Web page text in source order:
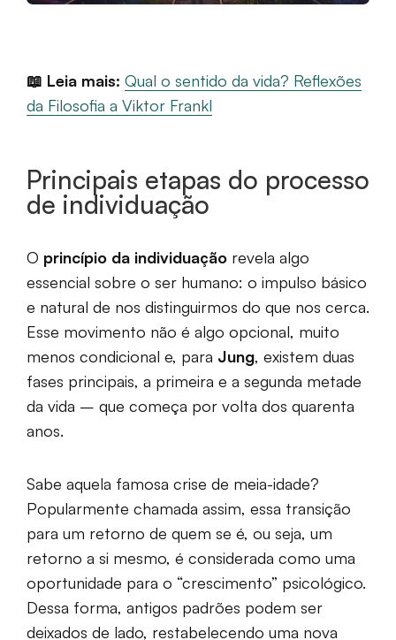
📖 Leia mais: Qual o sentido da vida? Reflexões
da Filosofia a Viktor Frankl
Principais etapas do processo
de individuação
O princípio da individuação revela algo
essencial sobre o ser humano: o impulso básico
e natural de nos distinguirmos do que nos cerca.
Esse movimento não é algo opcional, muito
menos condicional e, para Jung, existem duas
fases principais, a primeira e a segunda metade
da vida – que começa por volta dos quarenta
anos.
Sabe aquela famosa crise de meia-idade?
Popularmente chamada assim, essa transição
para um retorno de quem se é, ou seja, um
retorno a si mesmo, é considerada como uma
oportunidade para o “crescimento” psicológico.
Dessa forma, antigos padrões podem ser
deixados de lado, restabelecendo uma nova